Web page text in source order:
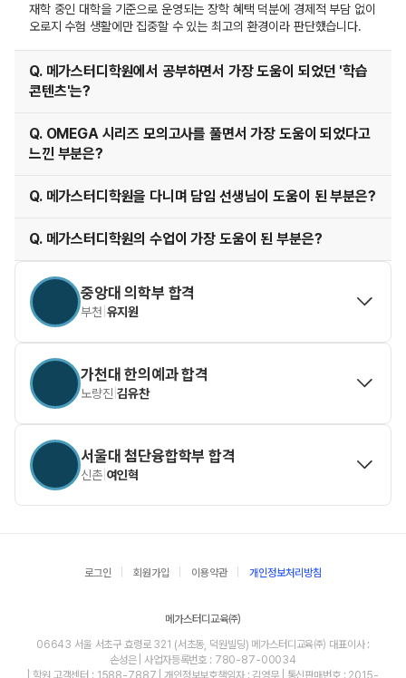
중앙대 의학부 합격
부천 유지원
가천대 한의예과 합격
노량진 |김유찬
서울대 첨단융합학부 합격
신촌| 여인혁
재학 중인 대학을 기준으로 운영되는 장학 혜택 덕분에 경제적 부담 없이
오로지 수험 생활에만 집중할 수 있는 최고의 환경이라 판단했습니다.
Q. 메가스터디학원에서 공부하면서 가장 도움이 되었던 '학습
콘텐츠'는?
Q. OMEGA 시리즈 모의고사를 풀면서 가장 도움이 되었다고
느낀 부분은?
Q. 메가스터디학원을 다니며 담임 선생님이 도움이 된 부분은?
Q. 메가스터디학원의 수업이 가장 도움이 된 부분은?
로그인 회원가입 이용약관 개인정보처리방침
메가스터디교육㈜
06643 서울 서초구 효령로 321 (서초동, 덕원빌딩) 메가스터디교육㈜ 대표이사 :
손성은 | 사업자등록번호 : 780-87-00034
| 학원 고객센터 : 1588-7887 | 개인정보보호책임자 : 김영무 | 통신판매번호 : 2015-